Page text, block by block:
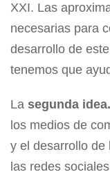
XXI. Las
necesarias para
desarrollo de
tenemos que
La segunda idea.
los medios de
y el desarrollo de
las redes